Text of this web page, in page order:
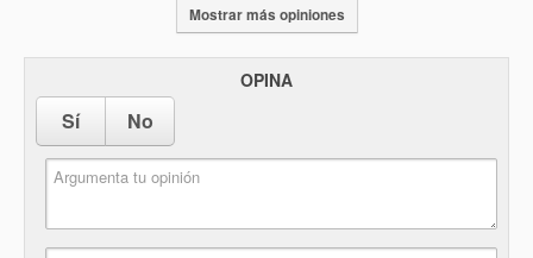
Mostrar más opiniones
OPINA
Sí No